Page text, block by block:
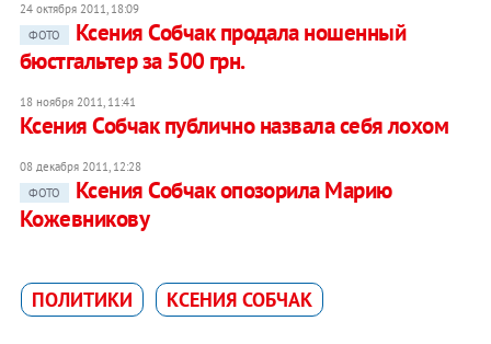
24 октября 2011, 18:09
ФОТО
Ксения Собчак продала ношенный
бюстгальтер за 500 грн.
18 ноября 2011, 11:41
Ксения Собчак публично назвала себя лохом
08 декабря 2011, 12:28
ФОТО
Ксения Собчак опозорила Марию
Кожевникову
ПОЛИТИКИ КСЕНИЯ СОБЧАК